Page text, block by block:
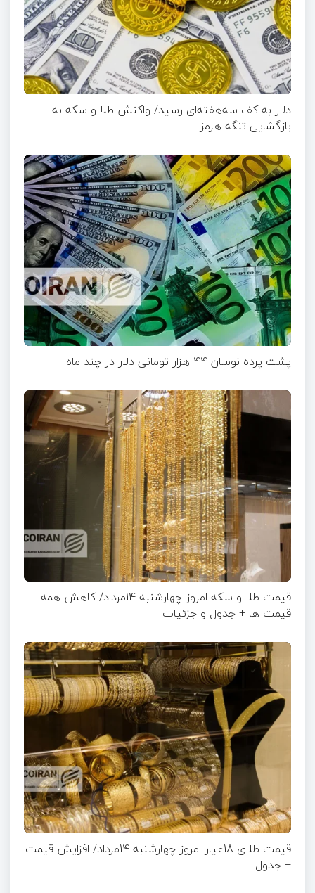
دلار به کف سه‌هفته‌ای رسید/ واکنش طلا و سکه به
بازگشایی تنگه هرمز
پشت پرده نوسان ۴۴ هزار تومانی دلار در چند ماه
قیمت طلا و سکه امروز چهارشنبه 14مرداد/ کاهش همه
قیمت ها + جدول و جزئیات
قیمت طلای 18عیار امروز چهارشنبه 14مرداد/ افزایش قیمت
+ جدول